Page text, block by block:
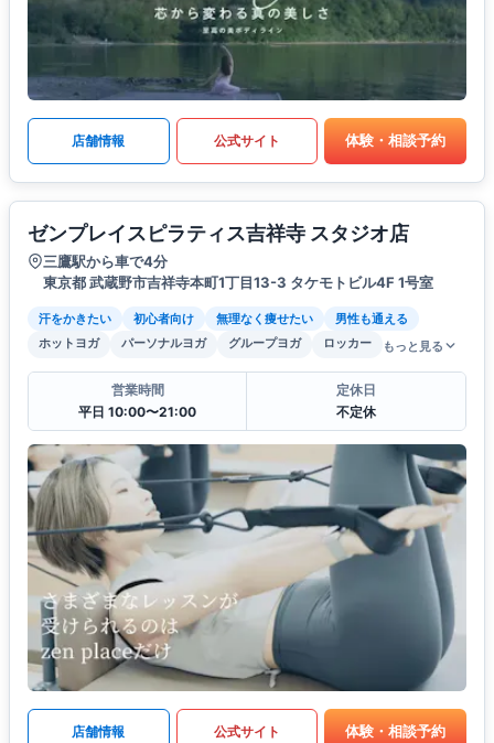
店舗情報 公式サイト 体験・相談予約
ゼンプレイスピラティス吉祥寺 スタジオ店
三鷹駅から車で4分
東京都 武蔵野市吉祥寺本町1丁目13-3 タケモトビル4F 1号室
汗をかきたい 初心者向け 無理なく痩せたい
男性も通える
ホットヨガ
パーソナルヨガ グループヨガ ロッカー もっと見る
営業時間
平日 10:00〜21:00
定休日
不定休
店舗情報 公式サイト 体験・相談予約